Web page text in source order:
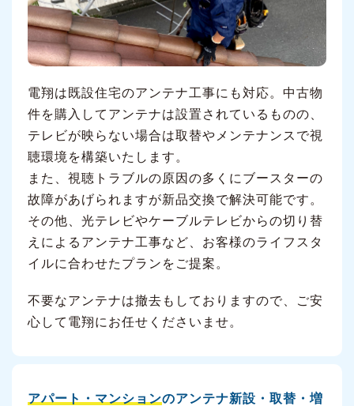
電翔は既設住宅のアンテナ工事にも対応。中古物
件を購入してアンテナは設置されているものの、
テレビが映らない場合は取替やメンテナンスで視
聴環境を構築いたします。
また、視聴トラブルの原因の多くにブースターの
故障があげられますが新品交換で解決可能です。
その他、光テレビやケーブルテレビからの切り替
えによるアンテナ工事など、お客様のライフスタ
イルに合わせたプランをご提案。
不要なアンテナは撤去もしておりますので、ご安
心して電翔にお任せくださいませ。
アパート・マンションのアンテナ新設・取替・増